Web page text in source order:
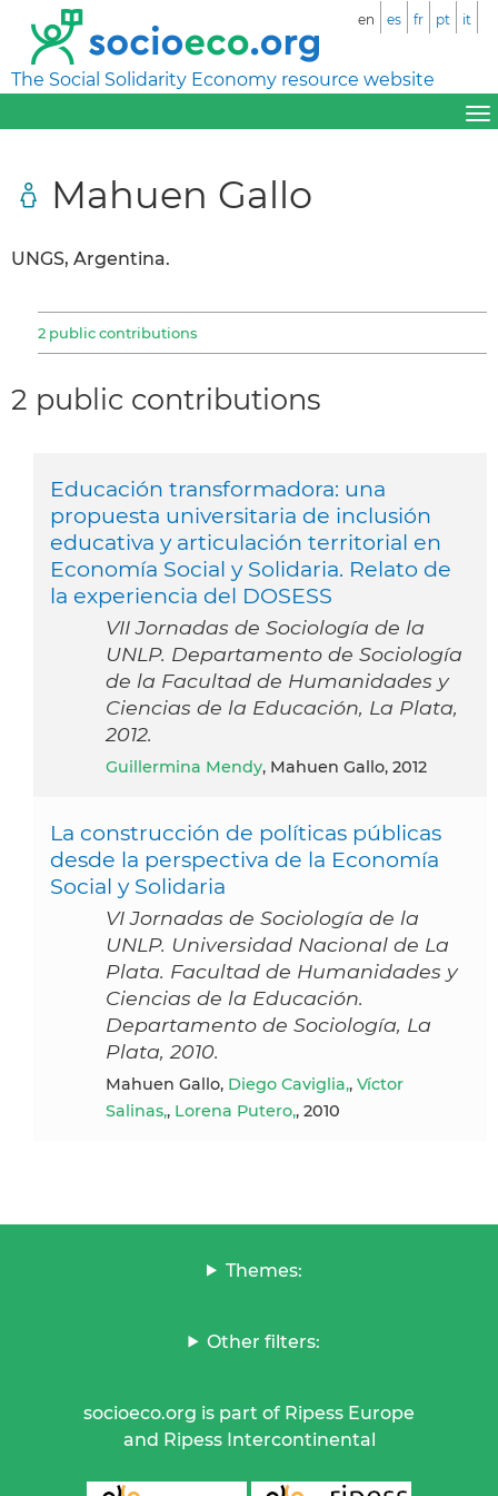
The Social Solidarity Economy resource website
en es fr pt it
Mahuen Gallo
UNGS, Argentina.
2 public contributions
2 public contributions
Educación transformadora: una
propuesta universitaria de inclusión
educativa y articulación territorial en
Economía Social y Solidaria. Relato de
la experiencia del DOSESS
VII Jornadas de Sociología de la
UNLP. Departamento de Sociología
de la Facultad de Humanidades y
Ciencias de la Educación, La Plata,
2012.
Guillermina Mendy, Mahuen Gallo, 2012
La construcción de políticas públicas
desde la perspectiva de la Economía
Social y Solidaria
VI Jornadas de Sociología de la
UNLP. Universidad Nacional de La
Plata. Facultad de Humanidades y
Ciencias de la Educación.
Departamento de Sociología, La
Plata, 2010.
Mahuen Gallo, Diego Caviglia,, Víctor
Salinas,, Lorena Putero,, 2010
Themes:
Other filters:
socioeco.org is part of Ripess Europe
and Ripess Intercontinental